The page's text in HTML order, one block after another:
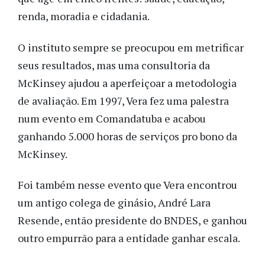
renda, moradia e cidadania.
O instituto sempre se preocupou em metrificar
seus resultados, mas uma consultoria da
McKinsey ajudou a aperfeiçoar a metodologia
de avaliação. Em 1997, Vera fez uma palestra
num evento em Comandatuba e acabou
ganhando 5.000 horas de serviços pro bono da
McKinsey.
Foi também nesse evento que Vera encontrou
um antigo colega de ginásio, André Lara
Resende, então presidente do BNDES, e ganhou
outro empurrão para a entidade ganhar escala.